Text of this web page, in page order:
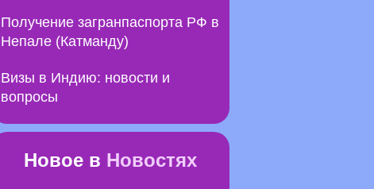
Получение загранпаспорта РФ в
Непале (Катманду)
Визы в Индию: новости и
вопросы
Новое в Новостях